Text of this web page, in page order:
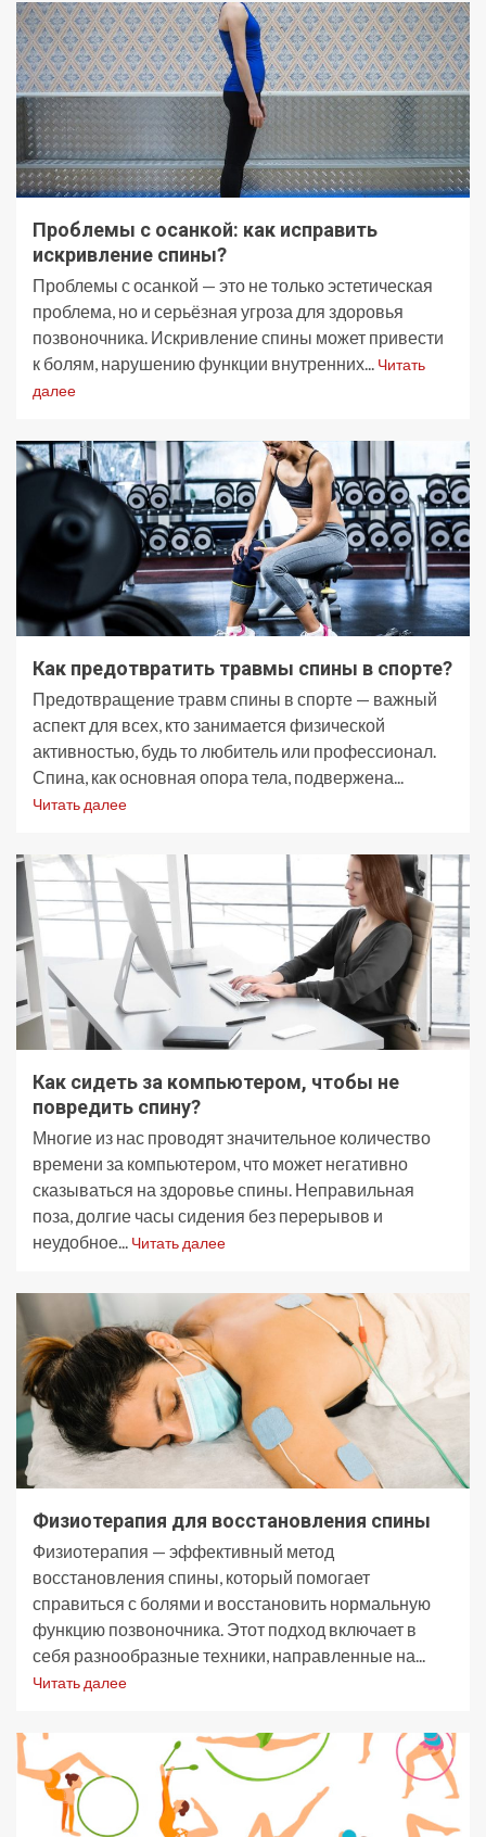
Проблемы с осанкой: как исправить
искривление спины?
Проблемы с осанкой — это не только эстетическая
проблема, но и серьёзная угроза для здоровья
позвоночника. Искривление спины может привести
к болям, нарушению функции внутренних... Читать
далее
Как предотвратить травмы спины в спорте?
Предотвращение травм спины в спорте — важный
аспект для всех, кто занимается физической
активностью, будь то любитель или профессионал.
Спина, как основная опора тела, подвержена...
Читать далее
Как сидеть за компьютером, чтобы не
повредить спину?
Многие из нас проводят значительное количество
времени за компьютером, что может негативно
сказываться на здоровье спины. Неправильная
поза, долгие часы сидения без перерывов и
неудобное... Читать далее
Физиотерапия для восстановления спины
Физиотерапия — эффективный метод
восстановления спины, который помогает
справиться с болями и восстановить нормальную
функцию позвоночника. Этот подход включает в
себя разнообразные техники, направленные на...
Читать далее